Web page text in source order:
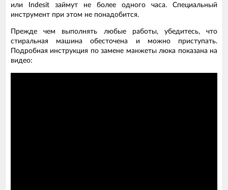
или Indesit займут не более одного часа. Специальный
инструмент при этом не понадобится.
Прежде чем выполнять любые работы, убедитесь, что
стиральная машина обесточена и можно приступать.
Подробная инструкция по замене манжеты люка показана на
видео: